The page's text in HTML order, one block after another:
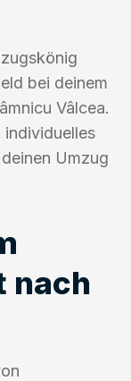
bei deinem
Vâlcea.
individuelles
Umzug
nach